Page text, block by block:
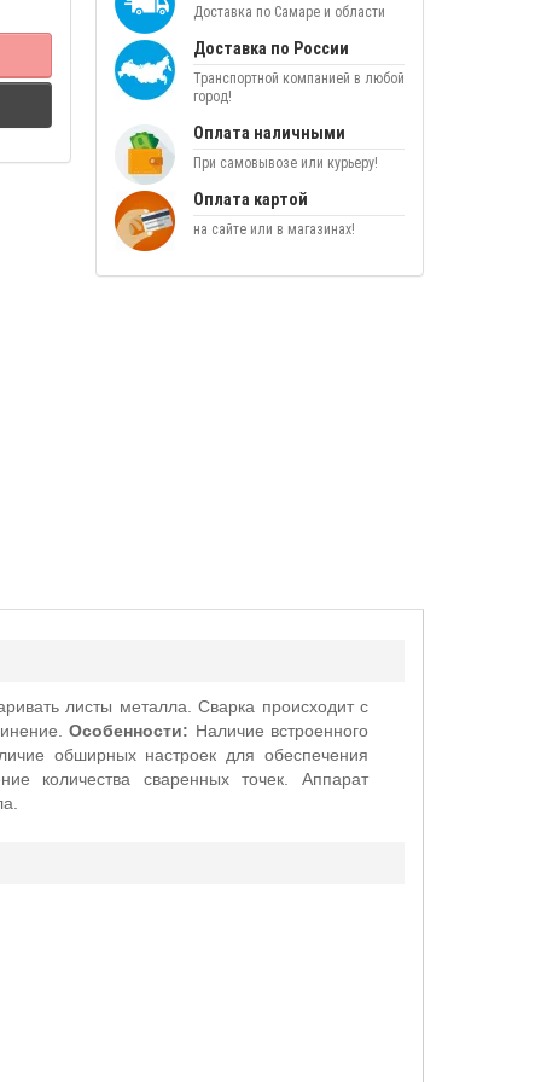
Доставка по Самаре и области
Доставка по России
Транспортной компанией в любой
город!
Оплата наличными
При самовывозе или курьеру!
Оплата картой
на сайте или в магазинах!
листы металла. Сварка происходит с
Особенности: Наличие встроенного
обширных настроек для обеспечения
количества сваренных точек. Аппарат